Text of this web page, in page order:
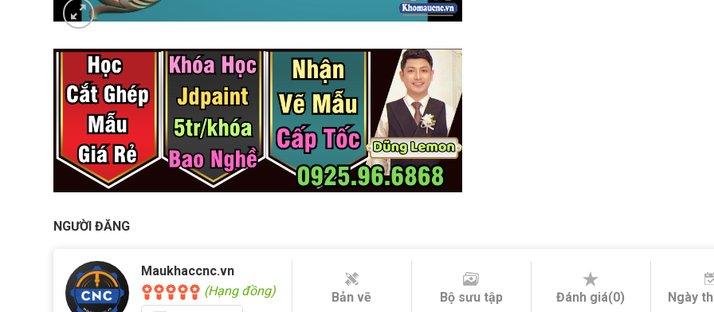
NGƯỜI ĐĂNG
Maukhaccnc.vn
(Hạng đồng)
Bản vẽ Bộ sưu tập Đánh giá(0) Ngày